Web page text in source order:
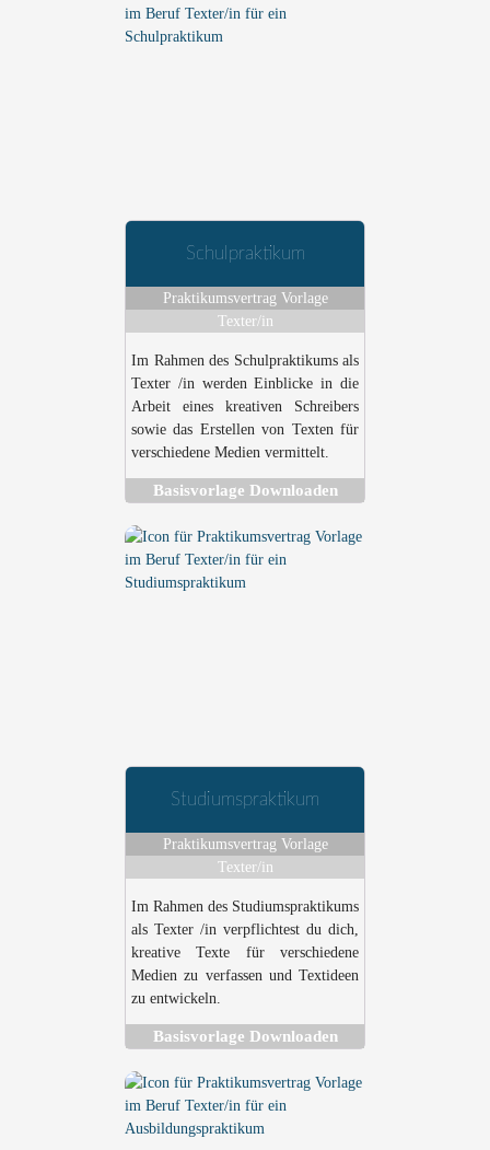
Schulpraktikum
Praktikumsvertrag Vorlage
Texter/in
Im Rahmen des Schulpraktikums als
Texter /in werden Einblicke in die
Arbeit eines kreativen Schreibers
sowie das Erstellen von Texten für
verschiedene Medien vermittelt.
Basisvorlage Downloaden
Studiumspraktikum
Praktikumsvertrag Vorlage
Texter/in
Im Rahmen des Studiumspraktikums
als Texter /in verpflichtest du dich,
kreative Texte für verschiedene
Medien zu verfassen und Textideen
zu entwickeln.
Basisvorlage Downloaden